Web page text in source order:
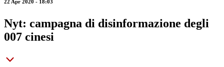
22 Apr 2020 - 18:03
Nyt: campagna di disinformazione degli
007 cinesi